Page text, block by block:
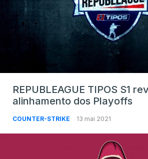
REPUBLEAGUE TIPOS S1
alinhamento dos Playoffs
COUNTER-STRIKE 13 mai 2021